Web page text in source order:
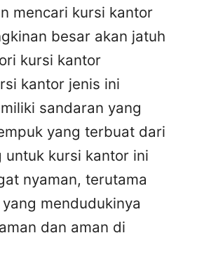
mencari kursi kantor
besar akan jatuh
kursi kantor
kantor jenis ini
sandaran yang
yang terbuat dari
untuk kursi kantor ini
nyaman, terutama
mendudukinya
dan aman di